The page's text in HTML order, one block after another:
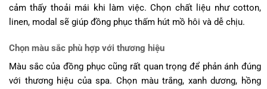
cảm thấy thoải mái khi làm việc. Chọn chất liệu như cotton,
linen, modal sẽ giúp đồng phục thấm hút mồ hôi và dễ chịu.
Chọn màu sắc phù hợp với thương hiệu
Màu sắc của đồng phục cũng rất quan trọng để phản ánh đúng
với thương hiệu của spa. Chọn màu trắng, xanh dương, hồng